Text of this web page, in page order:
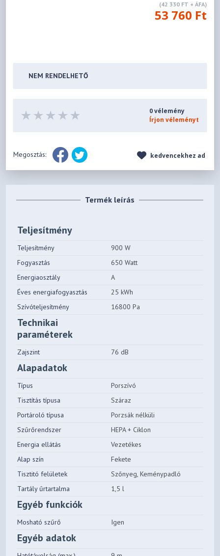
(42 330 FT + ÁFA)
53 760 Ft
NEM RENDELHETŐ
0 vélemény
Írjon véleményt
Megosztás: kedvencekhez ad
Termék leírás
Teljesítmény
Teljesítmény
900 W
Fogyasztás
650 Watt
Energiaosztály
A
Éves energiafogyasztás
25 kWh
Szívóteljesítmény
16800 Pa
Technikai
paraméterek
Zajszint 76 dB
Alapadatok
Típus
Porszívó
Tisztítás típusa
Száraz
Portároló típusa
Porzsák nélküli
Szűrőrendszer
HEPA + Ciklon
Energia ellátás
Vezetékes
Alap szín
Fekete
Tisztitó felületek
Szőnyeg, Keménypadló
Tartály űrtartalma
1,5 l
Egyéb funkciók
Mosható szűrő Igen
Egyéb adatok